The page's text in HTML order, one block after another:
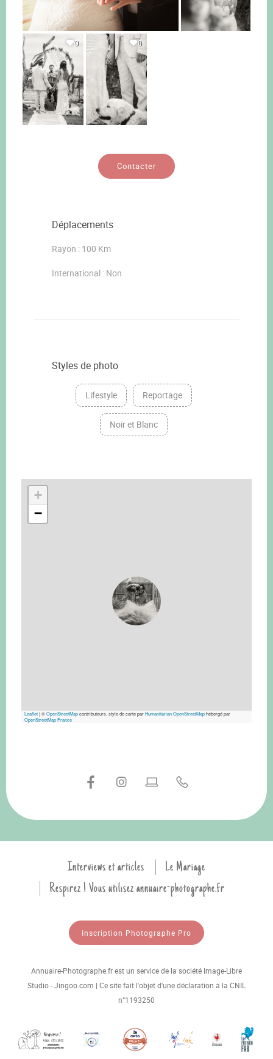
0 0
Contacter
Déplacements
Rayon : 100 Km
International : Non
Styles de photo
Lifestyle Reportage
Noir et Blanc
+
−
Leaflet|©OpenStreetMapcontributeurs, style de carte parHumanitarian OpenStreetMaphébergé par
OpenStreetMap France
Interviews et articles
Le Mariage
Respirez ! Vous utilisez annuaire-photographe.fr
Inscription Photographe Pro
Annuaire-Photographe.fr est un service de la société Image-Libre
Studio - Jingoo.com | Ce site fait l'objet d'une déclaration à la CNIL
n°1193250